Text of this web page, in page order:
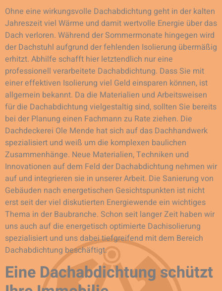
Ohne eine wirkungsvolle Dachabdichtung geht in der kalten
Jahreszeit viel Wärme und damit wertvolle Energie über das
Dach verloren. Während der Sommermonate hingegen wird
der Dachstuhl aufgrund der fehlenden Isolierung übermäßig
erhitzt. Abhilfe schafft hier letztendlich nur eine
professionell verarbeitete Dachabdichtung. Dass Sie mit
einer effektiven Isolierung viel Geld einsparen können, ist
allgemein bekannt. Da die Materialien und Arbeitsweisen
für die Dachabdichtung vielgestaltig sind, sollten Sie bereits
bei der Planung einen Fachmann zu Rate ziehen. Die
Dachdeckerei Ole Mende hat sich auf das Dachhandwerk
spezialisiert und weiß um die komplexen baulichen
Zusammenhänge. Neue Materialien, Techniken und
Innovationen auf dem Feld der Dachabdichtung nehmen wir
auf und integrieren sie in unserer Arbeit. Die Sanierung von
Gebäuden nach energetischen Gesichtspunkten ist nicht
erst seit der viel diskutierten Energiewende ein wichtiges
Thema in der Baubranche. Schon seit langer Zeit haben wir
uns auch auf die energetisch optimierte Dachisolierung
spezialisiert und uns dabei tiefgreifend mit dem Bereich
Dachabdichtung beschäftigt.
Eine Dachabdichtung schützt